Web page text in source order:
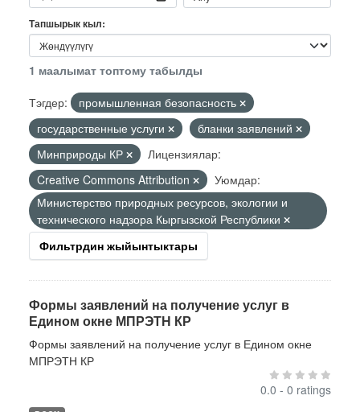
Тапшырык кыл
1 маалымат топтому табылды
Тэгдер:
промышленная безопасность
государственные услуги
бланки заявлений
Минприроды КР
Лицензиялар:
Creative Commons Attribution
Уюмдар:
Министерство природных ресурсов, экологии и
технического надзора Кыргызской Республики
Фильтрдин жыйынтыктары
Формы заявлений на получение услуг в
Едином окне МПРЭТН КР
Формы заявлений на получение услуг в Едином окне
МПРЭТН КР
0.0 - 0 ratings